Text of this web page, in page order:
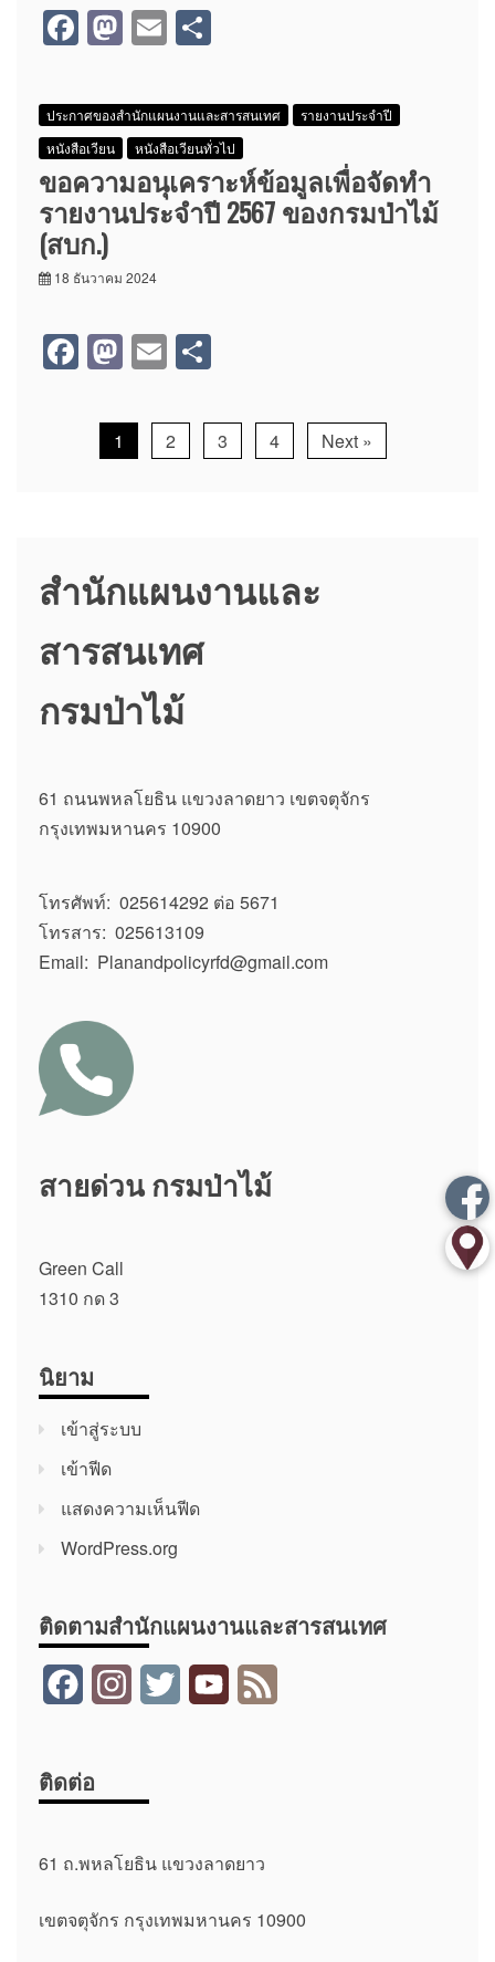
F
a
c
e
b
o
o
k
M
a
st
o
d
o
n
E
m
ailar
e
ประกาศของสำนักแผนงานและสารสนเทศ
รายงานประจำปี
หนังสือเวียน
หนังสือเวียนทั่วไป
ขอความอนุเคราะห์ข้อมูลเพื่อจัดทำ
รายงานประจำปี 2567 ของกรมป่าไม้
(สบก.)
18 ธันวาคม 2024
F
a
o
k
M
a
st
o
E
m
ail ar
e
1 2 3 4 Next »
สำนักแผนงานและ
สารสนเทศ
กรมป่าไม้
61 ถนนพหลโยธิน แขวงลาดยาว เขตจตุจักร
กรุงเทพมหานคร 10900
โทรศัพท์: 025614292 ต่อ 5671
โทรสาร: 025613109
Email: Planandpolicyrfd@gmail.com
สายด่วน กรมป่าไม้
Green Call
1310 กด 3
นิยาม
เข้าสู่ระบบ
เข้าฟีด
แสดงความเห็นฟีด
WordPress.org
ติดตามสำนักแผนงานและสารสนเทศ
e
o
t
r
r
e
ติดต่อ
61 ถ.พหลโยธิน แขวงลาดยาว
เขตจตุจักร กรุงเทพมหานคร 10900